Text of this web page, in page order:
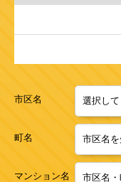
市区名
町名
マンション名